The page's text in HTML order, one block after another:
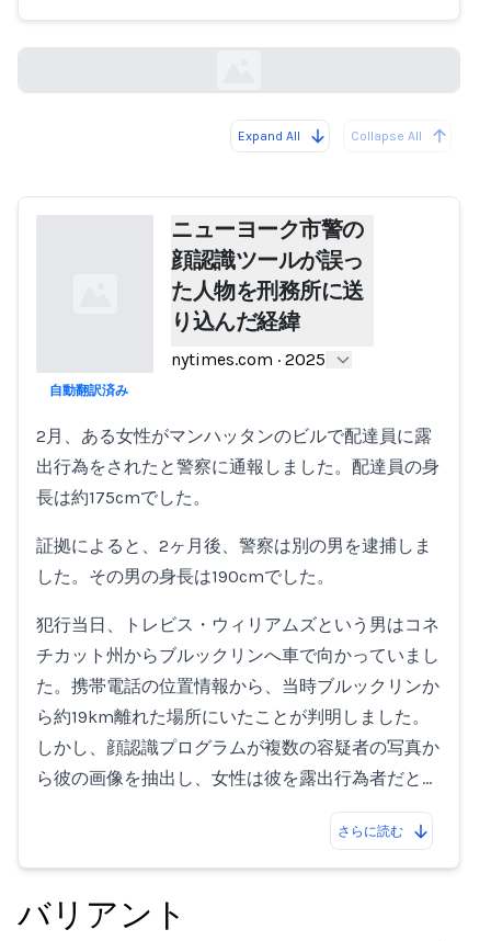
Expand All Collapse All
ニューヨーク市警の
顔認識ツールが誤っ
た人物を刑務所に送
り込んだ経緯
nytimes.com · 2025
自動翻訳済み
2月、ある女性がマンハッタンのビルで配達員に露
出行為をされたと警察に通報しました。配達員の身
長は約175cmでした。
証拠によると、2ヶ月後、警察は別の男を逮捕しま
した。その男の身長は190cmでした。
犯行当日、トレビス・ウィリアムズという男はコネ
チカット州からブルックリンへ車で向かっていまし
た。携帯電話の位置情報から、当時ブルックリンか
ら約19km離れた場所にいたことが判明しました。
しかし、顔認識プログラムが複数の容疑者の写真か
ら彼の画像を抽出し、女性は彼を露出行為者だと…
さらに読む
バリアント